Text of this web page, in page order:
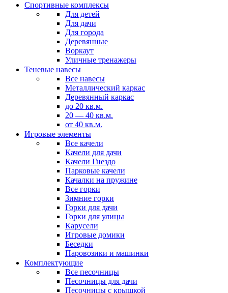
Спортивные комплексы
Для детей
Для дачи
Для города
Деревянные
Воркаут
Уличные тренажеры
Теневые навесы
Все навесы
Металлический каркас
Деревянный каркас
до 20 кв.м.
20 — 40 кв.м.
от 40 кв.м.
Игровые элементы
Все качели
Качели для дачи
Качели Гнездо
Парковые качели
Качалки на пружине
Все горки
Зимние горки
Горки для дачи
Горки для улицы
Карусели
Игровые домики
Беседки
Паровозики и машинки
Комплектующие
Все песочницы
Песочницы для дачи
Песочницы с крышкой